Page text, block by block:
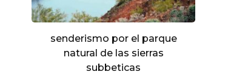
senderismo por el parque
natural de las sierras
subbeticas